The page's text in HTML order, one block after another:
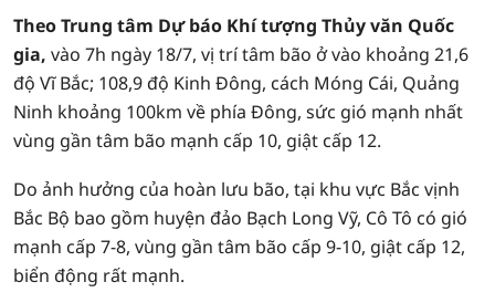
Theo Trung tâm Dự báo Khí tượng Thủy văn Quốc
gia, vào 7h ngày 18/7, vị trí tâm bão ở vào khoảng 21,6
độ Vĩ Bắc; 108,9 độ Kinh Đông, cách Móng Cái, Quảng
Ninh khoảng 100km về phía Đông, sức gió mạnh nhất
vùng gần tâm bão mạnh cấp 10, giật cấp 12.
Do ảnh hưởng của hoàn lưu bão, tại khu vực Bắc vịnh
Bắc Bộ bao gồm huyện đảo Bạch Long Vỹ, Cô Tô có gió
mạnh cấp 7-8, vùng gần tâm bão cấp 9-10, giật cấp 12,
biển động rất mạnh.